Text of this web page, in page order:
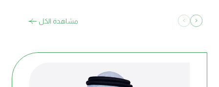
مشاهدة الكل